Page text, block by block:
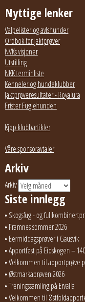
Nyttige lenker
Valpelister og avlshunder
Ordbok for jaktprøver
NVKs visjoner
Utstilling
NKK terminliste
Kenneler og hundeklubber
Jaktprøveresultater - Royalura
Frister Fuglehunden
Kjøp klubbartikler
Våre sponsoravtaler
Arkiv
Arkiv
Siste innlegg
Skogsfugl- og
Framnes sommer 2026
Eermiddagsprøver i Gausvik
Apportfest på Eidskogen –
Velkommen til apportprøve
Østmarkaprøven 2026
Treningssamling på Ervalla
Velkommen til